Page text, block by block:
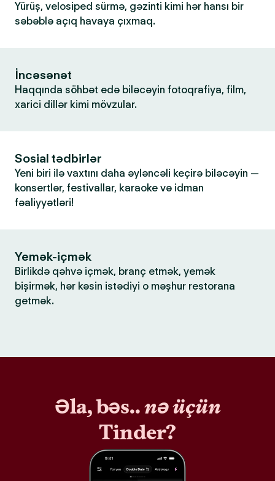
Yürüş, velosiped sürmə, gəzinti kimi hər hansı bir
səbəblə açıq havaya çıxmaq.
İncəsənət
Haqqında söhbət edə biləcəyin fotoqrafiya, film,
xarici dillər kimi mövzular.
Sosial tədbirlər
Yeni biri ilə vaxtını daha əyləncəli keçirə biləcəyin —
konsertlər, festivallar, karaoke və idman
fəaliyyətləri!
Yemək-içmək
Birlikdə qəhvə içmək, branç etmək, yemək
bişirmək, hər kəsin istədiyi o məşhur restorana
getmək.
Əla, bəs..nə üçün
Tinder?